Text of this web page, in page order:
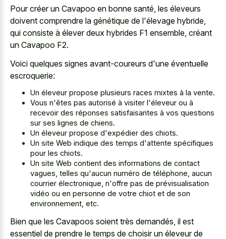
Pour créer un Cavapoo en bonne santé, les éleveurs
doivent comprendre la génétique de l'élevage hybride,
qui consiste à élever deux hybrides F1 ensemble, créant
un Cavapoo F2.
Voici quelques signes avant-coureurs d'une éventuelle
escroquerie:
Un éleveur propose plusieurs races mixtes à la vente.
Vous n'êtes pas autorisé à visiter l'éleveur ou à
recevoir des réponses satisfaisantes à vos questions
sur ses lignes de chiens.
Un éleveur propose d'expédier des chiots.
Un site Web indique des temps d'attente spécifiques
pour les chiots.
Un site Web contient des informations de contact
vagues, telles qu'aucun numéro de téléphone, aucun
courrier électronique, n'offre pas de prévisualisation
vidéo ou en personne de votre chiot et de son
environnement, etc.
Bien que les Cavapoos soient très demandés, il est
essentiel de prendre le temps de choisir un éleveur de